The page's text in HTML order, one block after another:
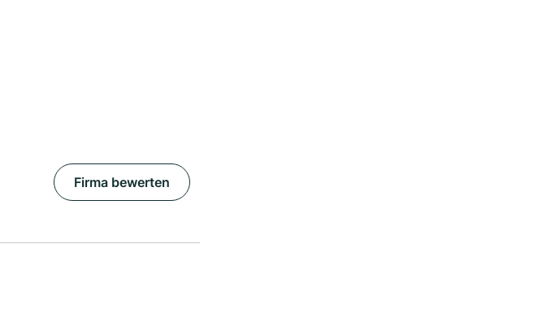
Firma bewerten